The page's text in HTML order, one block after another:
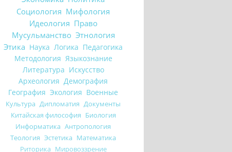
Социология Мифология
Идеология Право
Мусульманство Этнология
Этика Наука Логика Педагогика
Методология Языкознание
Литература Искусство
Археология Демография
География Экология Военные
Культура Дипломатия Документы
Китайская философия Биология
Информатика Антропология
Теология Эстетика Математика
Риторика Мировоззрение